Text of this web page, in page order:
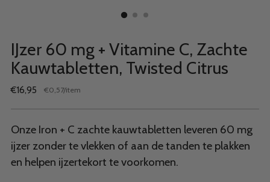
IJzer 60 mg + Vitamine C, Zachte
Kauwtabletten, Twisted Citrus
Normale
€16,95 Stukprijs
€0,57/per
item
Onze Iron + C zachte kauwtabletten leveren 60 mg
ijzer zonder te vlekken of aan de tanden te plakken
en helpen ijzertekort te voorkomen.